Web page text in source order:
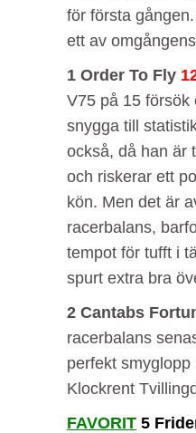
för första
ett av
1 Order To Fly
V75 på 15 försök
snygga till
också, då han är
och riskerar ett
kön. Men det är
racerbalans,
tempot för tufft i
spurt extra bra
2 Cantabs
racerbalans
perfekt
Klockrent
FAVORIT 5